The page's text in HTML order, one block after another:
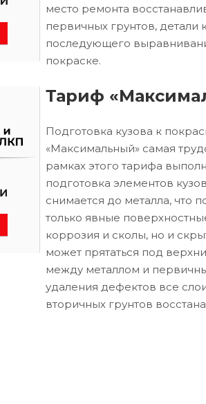
место ремонта
первичных грунтов, детали
последующего
покраске.
Тариф
Подготовка кузова к
«Максимальный» самая
рамках этого тарифа
подготовка элементов
снимается до металла, что
только явные
коррозия и сколы, но и
может прятаться под
между металлом и
удаления дефектов все
вторичных грунтов